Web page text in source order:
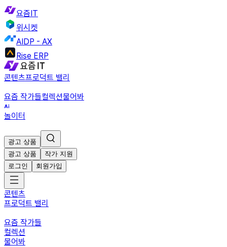
요즘IT
위시켓
AIDP - AX
Rise ERP
콘텐츠프로덕트 밸리
요즘 작가들컬렉션물어봐
놀이터
광고 상품
광고 상품
작가 지원
로그인
회원가입
콘텐츠
프로덕트 밸리
요즘 작가들
컬렉션
물어봐